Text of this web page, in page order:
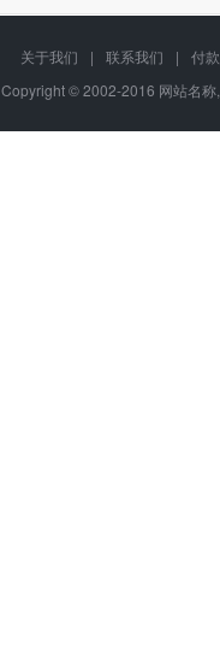
关于我们 | 联系我们 |
付
Copyright © 2002-2016 网站名